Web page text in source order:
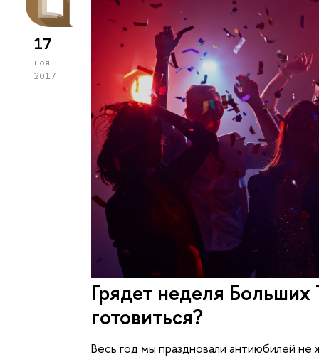
17
ноя
2017
Грядет неделя
готовиться?
Весь год мы праздновали антиюбилей не